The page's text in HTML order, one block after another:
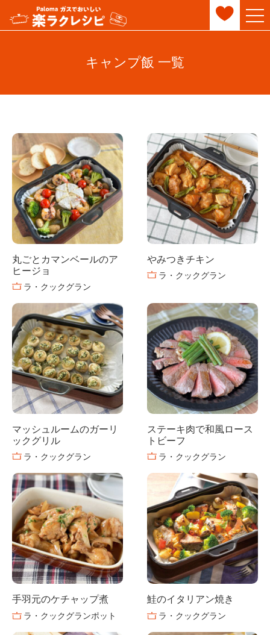
キャンプ飯 一覧
丸ごとカマンベールのア
ヒージョ
ラ・クックグラン
やみつきチキン
ラ・クックグラン
マッシュルームのガーリ
ックグリル
ラ・クックグラン
ステーキ肉で和風ロース
トビーフ
ラ・クックグラン
手羽元のケチャップ煮
ラ・クックグランポット
鮭のイタリアン焼き
ラ・クックグラン